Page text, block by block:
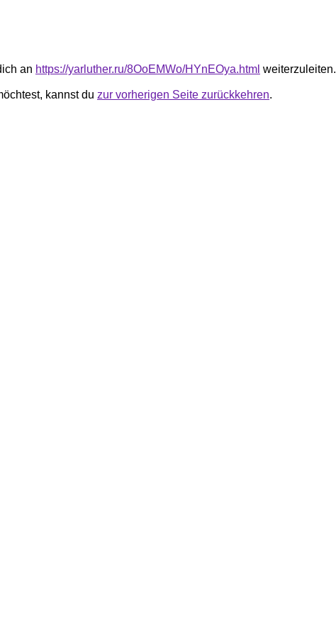
an https://yarluther.ru/8OoEMWo/HYnEOya.html weiterzuleiten.
kannst du zur vorherigen Seite zurückkehren.